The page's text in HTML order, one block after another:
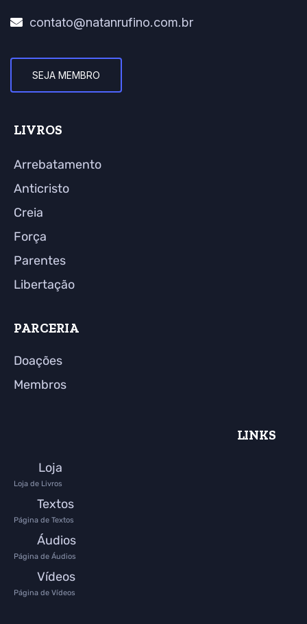
contato@natanrufino.com.br
SEJA MEMBRO
LIVROS
Arrebatamento
Anticristo
Creia
Força
Parentes
Libertação
PARCERIA
Doações
Membros
LINKS
Loja
Loja de Livros
Textos
Página de Textos
Áudios
Página de Áudios
Vídeos
Página de Vídeos